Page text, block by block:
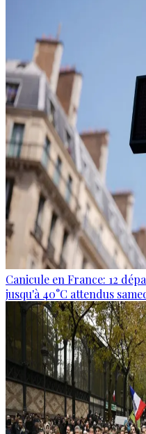
Canicule en France: 12
jusqu'à 40°C attendus